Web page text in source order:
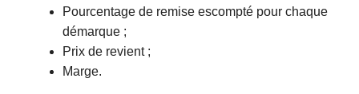
Pourcentage de remise escompté pour chaque
démarque ;
Prix de revient ;
Marge.